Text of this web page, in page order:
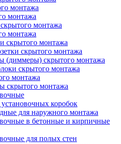
монтажа
монтажа
монтажа
монтажа
скрытого монтажа
скрытого монтажа
(диммеры) скрытого монтажа
скрытого монтажа
монтажа
скрытого монтажа
коробок
для наружного монтажа
в бетонные и кирпичные
для полых стен